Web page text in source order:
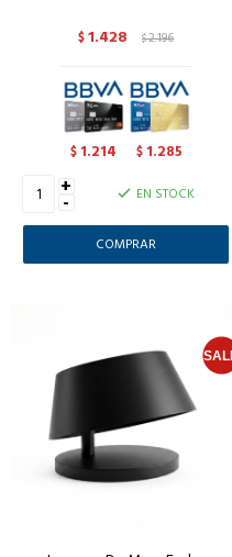
$1.428 $2.196
$ 1.214 $ 1.285
+
- EN STOCK